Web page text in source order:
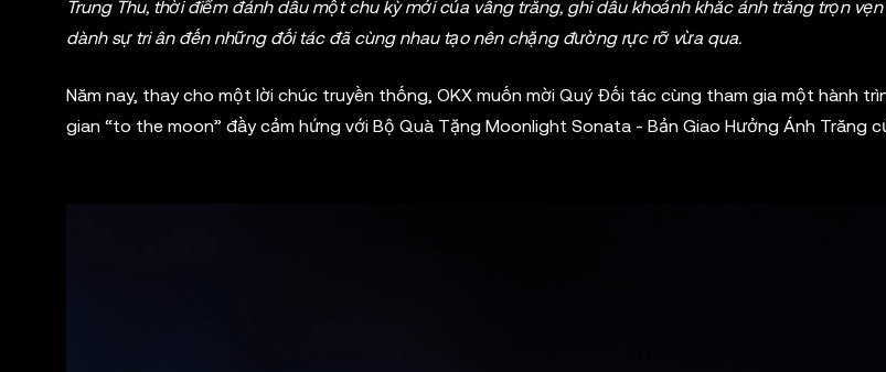
Trung Thu, thời điểm đánh dấu một chu kỳ mới của vầng trăng, ghi dấu khoảnh khắc ánh trăng trọn
dành sự tri ân đến những đối tác đã cùng nhau tạo nên chặng đường rực rỡ vừa qua.
Năm nay, thay cho một lời chúc truyền thống, OKX muốn mời Quý Đối tác cùng tham gia một hành
gian “to the moon” đầy cảm hứng với Bộ Quà Tặng Moonlight Sonata - Bản Giao Hưởng Ánh Trăng